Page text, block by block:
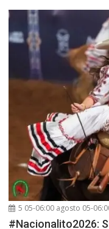
5 05-06:00 agosto 05-
#Nacionalito2026: